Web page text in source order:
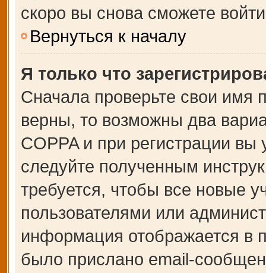
скоро вы снова сможете
Вернуться к началу
Я только что
Сначала проверьте свои имя
верны, то возможны два
COPPA и при регистрации вы
следуйте полученным
требуется, чтобы все новые
пользователями или
информация отображается в
было прислано email-